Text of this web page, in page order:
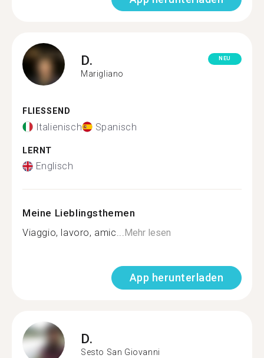
D.
Marigliano
NEU
FLIESSEND
Italienisch Spanisch
LERNT
Englisch
Meine Lieblingsthemen
Viaggio, lavoro, amic...Mehr lesen
App herunterladen
D.
Sesto San Giovanni